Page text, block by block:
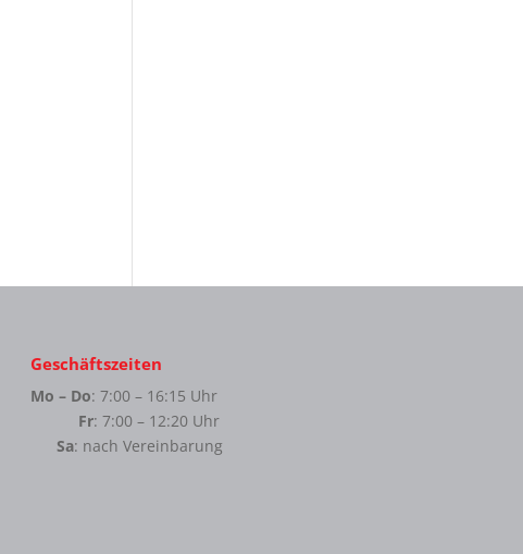
Geschäftszeiten
Mo – Do: 7:00 – 16:15 Uhr
Fr: 7:00 – 12:20 Uhr
Sa: nach Vereinbarung